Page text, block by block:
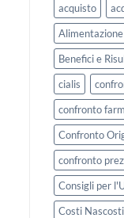
acquisto
Alimentazione
Benefici e
cialis
confronto
Confronto
confronto
Consigli per
Costi